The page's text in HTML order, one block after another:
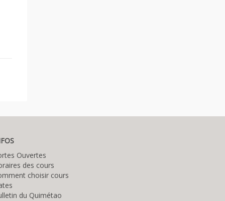
Ouvertes
des cours
choisir cours
du Quimétao